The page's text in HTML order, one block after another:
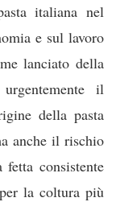
italiana nel
e sul lavoro
lanciato della
il
della pasta
anche il rischio
consistente
la coltura più